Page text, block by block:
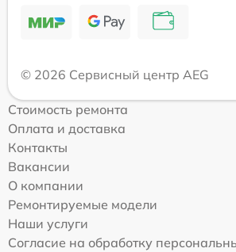
© 2026 Сервисный центр AEG
Стоимость ремонта
Оплата и доставка
Контакты
Вакансии
О компании
Ремонтируемые модели
Наши услуги
Согласие на обработку